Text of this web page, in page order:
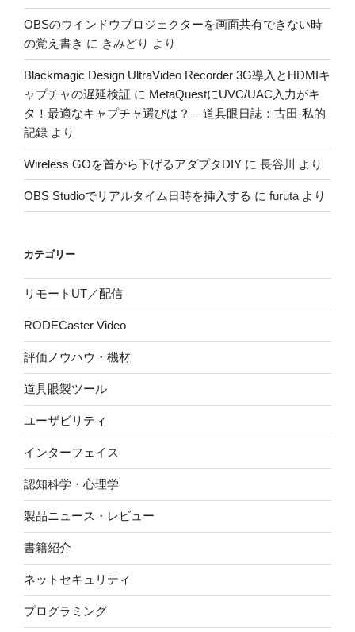
OBSのウインドウプロジェクターを画面共有できない時
の覚え書き に きみどり より
Blackmagic Design UltraVideo Recorder 3G導入とHDMIキ
ャプチャの遅延検証 に MetaQuestにUVC/UAC入力がキ
タ！最適なキャプチャ選びは？ – 道具眼日誌：古田-私的
記録 より
Wireless GOを首から下げるアダプタDIY に 長谷川 より
OBS Studioでリアルタイム日時を挿入する に furuta より
カテゴリー
リモートUT／配信
RODECaster Video
評価ノウハウ・機材
道具眼製ツール
ユーザビリティ
インターフェイス
認知科学・心理学
製品ニュース・レビュー
書籍紹介
ネットセキュリティ
プログラミング